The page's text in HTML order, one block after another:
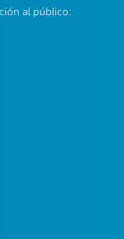
al público: